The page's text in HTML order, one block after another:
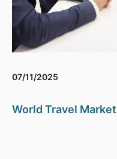
07/11/2025
World Travel Market